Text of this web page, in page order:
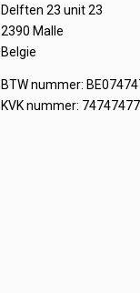
Delften 23 unit 23
2390 Malle
Belgie
BTW nummer:
KVK nummer: